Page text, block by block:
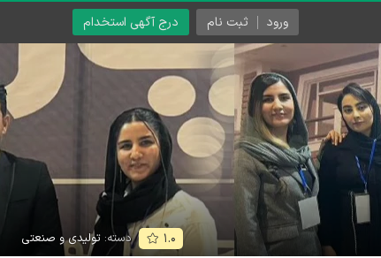
درج آگهی استخدام ورود ثبت نام
۱.۰ دسته: تولیدی و صنعتی